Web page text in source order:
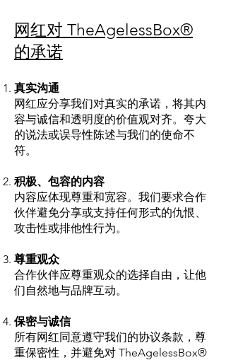
网红对 TheAgelessBox®
的承诺
真实沟通
网红应分享我们对真实的承诺，将其内
容与诚信和透明度的价值观对齐。夸大
的说法或误导性陈述与我们的使命不
符。
积极、包容的内容
内容应体现尊重和宽容。我们要求合作
伙伴避免分享或支持任何形式的仇恨、
攻击性或排他性行为。
尊重观众
合作伙伴应尊重观众的选择自由，让他
们自然地与品牌互动。
保密与诚信
所有网红同意遵守我们的协议条款，尊
重保密性，并避免对 TheAgelessBox®